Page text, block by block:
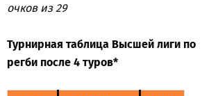
очков из 29
Турнирная таблица Высшей лиги по
регби после 4 туров*